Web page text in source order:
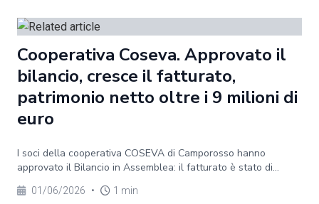
Cooperativa Coseva. Approvato il
bilancio, cresce il fatturato,
patrimonio netto oltre i 9 milioni di
euro
I soci della cooperativa COSEVA di Camporosso hanno
approvato il Bilancio in Assemblea: il fatturato è stato di...
01/06/2026 • 1 min